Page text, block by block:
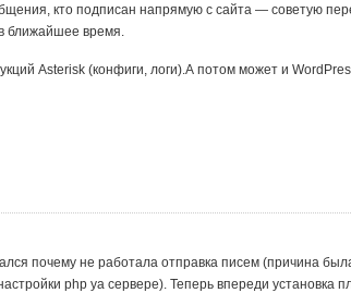
кто подписан напрямую с сайта — советую
ближайшее время.
Asterisk (конфиги, логи).А потом может и
почему не работала отправка писем (причина
php yа сервере). Теперь впереди установка